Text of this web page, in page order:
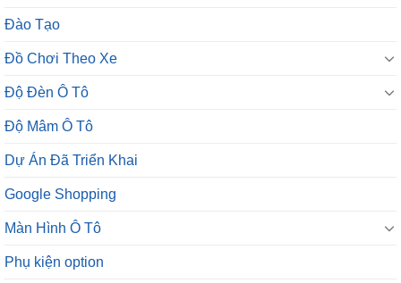
Đào Tạo
Đồ Chơi Theo Xe
Độ Đèn Ô Tô
Độ Mâm Ô Tô
Dự Án Đã Triển Khai
Google Shopping
Màn Hình Ô Tô
Phụ kiện option